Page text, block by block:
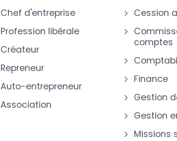
Chef d'entreprise
Profession libérale
Créateur
Repreneur
Auto-entrepreneur
Association
Cession
comptes
Finance
Gestion
Gestion
Missions